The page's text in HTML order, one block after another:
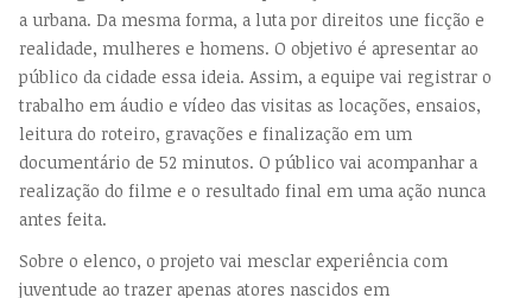
a urbana. Da mesma forma, a luta por direitos une ficção e
realidade, mulheres e homens. O objetivo é apresentar ao
público da cidade essa ideia. Assim, a equipe vai registrar o
trabalho em áudio e vídeo das visitas as locações, ensaios,
leitura do roteiro, gravações e finalização em um
documentário de 52 minutos. O público vai acompanhar a
realização do filme e o resultado final em uma ação nunca
antes feita.
Sobre o elenco, o projeto vai mesclar experiência com
juventude ao trazer apenas atores nascidos em